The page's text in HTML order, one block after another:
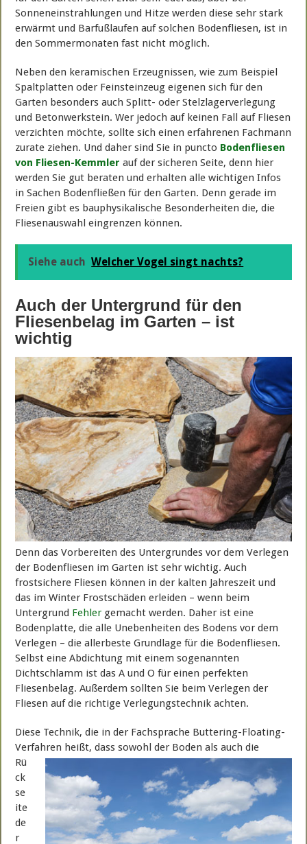
Sonneneinstrahlungen und Hitze werden diese sehr stark
erwärmt und Barfußlaufen auf solchen Bodenfliesen, ist in
den Sommermonaten fast nicht möglich.
Neben den keramischen Erzeugnissen, wie zum Beispiel
Spaltplatten oder Feinsteinzeug eigenen sich für den
Garten besonders auch Splitt- oder Stelzlagerverlegung
und Betonwerkstein. Wer jedoch auf keinen Fall auf Fliesen
verzichten möchte, sollte sich einen erfahrenen Fachmann
zurate ziehen. Und daher sind Sie in puncto Bodenfliesen
von Fliesen-Kemmler auf der sicheren Seite, denn hier
werden Sie gut beraten und erhalten alle wichtigen Infos
in Sachen Bodenfließen für den Garten. Denn gerade im
Freien gibt es bauphysikalische Besonderheiten die, die
Fliesenauswahl eingrenzen können.
Siehe auch Welcher Vogel singt nachts?
Auch der Untergrund für den
Fliesenbelag im Garten – ist
wichtig
Denn das Vorbereiten des Untergrundes vor dem Verlegen
der Bodenfliesen im Garten ist sehr wichtig. Auch
frostsichere Fliesen können in der kalten Jahreszeit und
das im Winter Frostschäden erleiden – wenn beim
Untergrund Fehler gemacht werden. Daher ist eine
Bodenplatte, die alle Unebenheiten des Bodens vor dem
Verlegen – die allerbeste Grundlage für die Bodenfliesen.
Selbst eine Abdichtung mit einem sogenannten
Dichtschlamm ist das A und O für einen perfekten
Fliesenbelag. Außerdem sollten Sie beim Verlegen der
Fliesen auf die richtige Verlegungstechnik achten.
Diese Technik, die in der Fachsprache Buttering-Floating-
Verfahren heißt, dass sowohl der Boden als auch die
Rü
ck
se
ite
de
r